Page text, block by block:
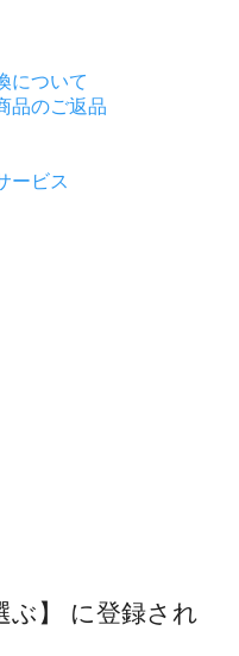
について
品のご返品
ービス
ぶ】 に登録され